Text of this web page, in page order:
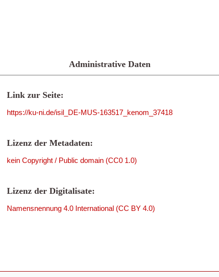
Administrative Daten
Link zur Seite:
https://ku-ni.de/isil_DE-MUS-163517_kenom_37418
Lizenz der Metadaten:
kein Copyright / Public domain (CC0 1.0)
Lizenz der Digitalisate:
Namensnennung 4.0 International (CC BY 4.0)